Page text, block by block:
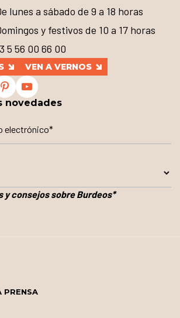
lunes a sábado de 9 a 18 horas
y festivos de 10 a 17 horas
5 56 00 66 00
VEN A VERNOS
novedades
y consejos sobre Burdeos*
PRENSA